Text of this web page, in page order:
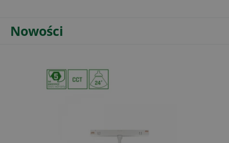
Nowości